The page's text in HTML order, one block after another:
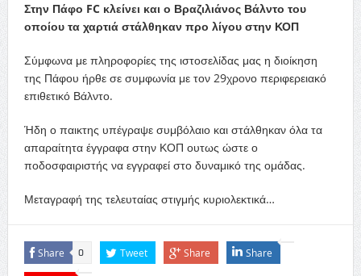
Στην Πάφο FC κλείνει και ο Βραζιλιάνος Βάλντο του
οποίου τα χαρτιά στάλθηκαν προ λίγου στην ΚΟΠ
Σύμφωνα με πληροφορίες της ιστοσελίδας μας η διοίκηση
της Πάφου ήρθε σε συμφωνία με τον 29χρονο περιφερειακό
επιθετικό Βάλντο.
Ήδη ο παικτης υπέγραψε συμβόλαιο και στάλθηκαν όλα τα
απαραίτητα έγγραφα στην ΚΟΠ ουτως ώστε ο
ποδοσφαιριστής να εγγραφεί στο δυναμικό της ομάδας.
Μεταγραφή της τελευταίας στιγμής κυριολεκτικά…
Share 0 Tweet Share Share